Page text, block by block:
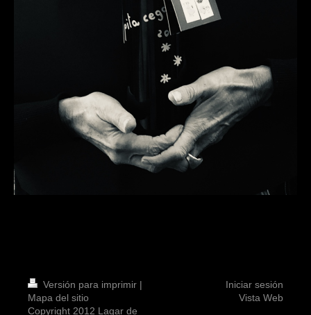
Versión para imprimir |
Mapa del sitio
Copyright 2012 Lagar de
Iniciar sesión
Vista Web